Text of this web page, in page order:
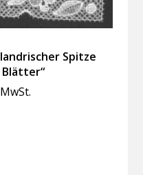
Spitze
Blätter“